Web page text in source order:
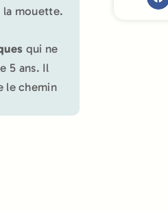
la mouette.
qui ne
5 ans. Il
le chemin